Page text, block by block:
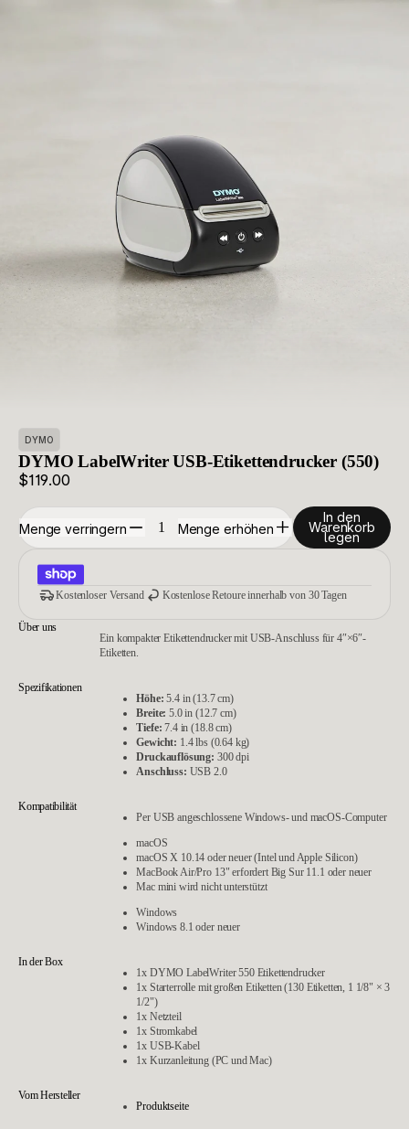
DYMO
DYMO LabelWriter USB-Etikettendrucker (550)
$119.00
Menge verringern Menge erhöhen
In den
Warenkorb
legen
Kostenloser Versand Kostenlose Retoure innerhalb von 30 Tagen
Über uns
Ein kompakter Etikettendrucker mit USB-Anschluss für 4″×6″-
Etiketten.
Spezifikationen
Höhe: 5.4 in (13.7 cm)
Breite: 5.0 in (12.7 cm)
Tiefe: 7.4 in (18.8 cm)
Gewicht: 1.4 lbs (0.64 kg)
Druckauflösung: 300 dpi
Anschluss: USB 2.0
Kompatibilität
Per USB angeschlossene Windows- und macOS-Computer
macOS
macOS X 10.14 oder neuer (Intel und Apple Silicon)
MacBook Air/Pro 13" erfordert Big Sur 11.1 oder neuer
Mac mini wird nicht unterstützt
Windows
Windows 8.1 oder neuer
In der Box
1x DYMO LabelWriter 550 Etikettendrucker
1x Starterrolle mit großen Etiketten (130 Etiketten, 1 1/8" × 3
1/2")
1x Netzteil
1x Stromkabel
1x USB-Kabel
1x Kurzanleitung (PC und Mac)
Vom Hersteller
Produktseite